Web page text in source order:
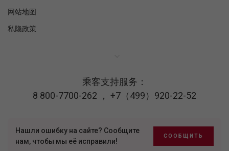
网站地图
私隐政策
乘客支持服务：
8 800-7700-262 ， +7（499）920-22-52
Нашли ошибку на сайте? Сообщите
нам, чтобы мы её исправили!
СООБЩИТЬ